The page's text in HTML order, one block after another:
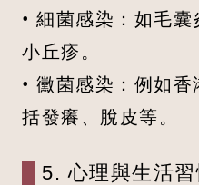
• 細菌感染：如毛
小丘疹。
• 黴菌感染：例如
括發癢、脫皮等。
5. 心理與生活